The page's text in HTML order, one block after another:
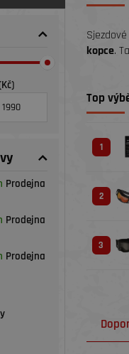
Prodejna
Prodejna
Prodejna
kopce.
Top
1
2
3